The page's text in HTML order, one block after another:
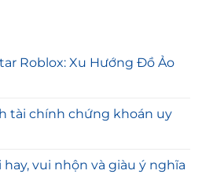
Roblox: Xu Hướng Đồ Ảo
tài chính chứng khoán uy
vui nhộn và giàu ý nghĩa